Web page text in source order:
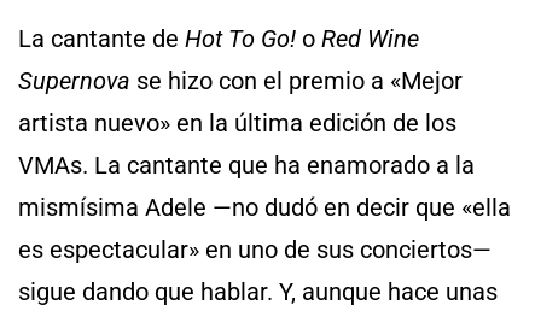
La cantante de Hot To Go! o Red Wine
Supernova se hizo con el premio a «Mejor
artista nuevo» en la última edición de los
VMAs. La cantante que ha enamorado a la
mismísima Adele —no dudó en decir que «ella
es espectacular» en uno de sus conciertos—
sigue dando que hablar. Y, aunque hace unas